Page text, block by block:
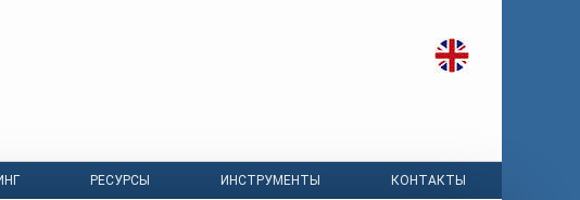
РЕСУРСЫ ИНСТРУМЕНТЫ КОНТАКТЫ